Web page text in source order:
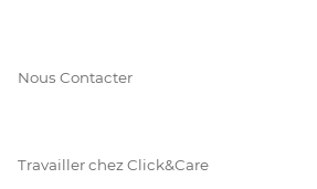
Nous Contacter
Travailler chez Click&Care